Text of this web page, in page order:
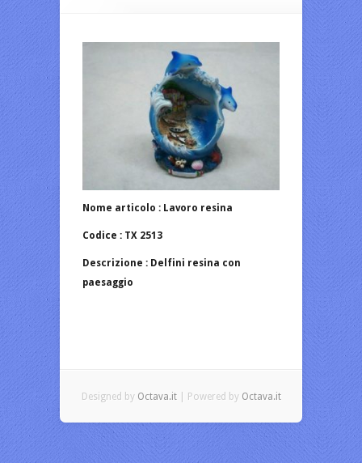
Nome articolo : Lavoro resina
Codice : TX 2513
Descrizione : Delfini resina con
paesaggio
Designed by Octava.it| Powered by Octava.it